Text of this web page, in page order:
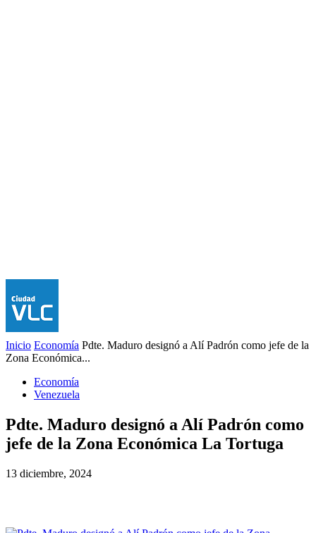
Inicio Economía Pdte. Maduro designó a Alí Padrón como jefe de la
Zona Económica...
Economía
Venezuela
Pdte. Maduro designó a Alí Padrón como
jefe de la Zona Económica La Tortuga
13 diciembre, 2024